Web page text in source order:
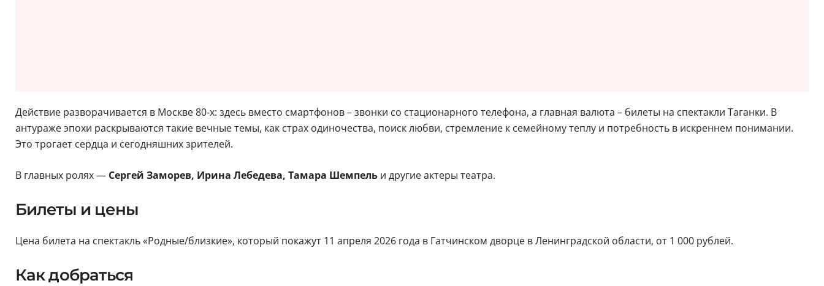
Действие разворачивается в Москве 80‑х: здесь вместо смартфонов – звонки со стационарного телефона, а главная валюта – билеты на спектакли Таганки. В
антураже эпохи раскрываются такие вечные темы, как страх одиночества, поиск любви, стремление к семейному теплу и потребность в искреннем понимании.
Это трогает сердца и сегодняшних зрителей.
В главных ролях — Сергей Заморев, Ирина Лебедева, Тамара Шемпельи другие актеры театра.
Билеты и цены
Цена билета на спектакль «Родные/близкие», который покажут 11 апреля 2026 года в Гатчинском дворце в Ленинградской области, от 1 000 рублей.
Как добраться